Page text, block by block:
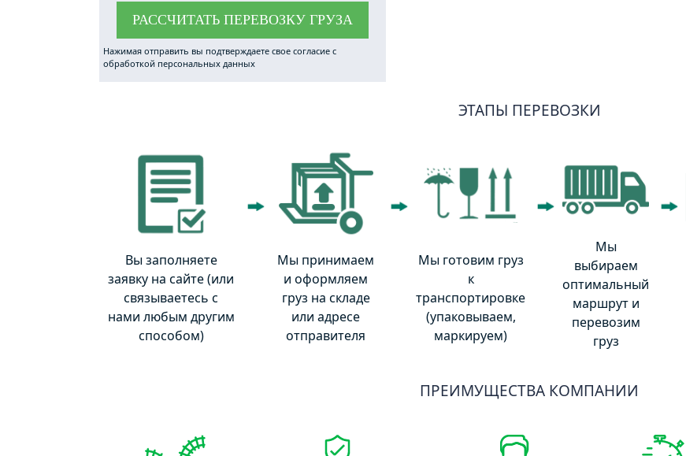
РАССЧИТАТЬ ПЕРЕВОЗКУ ГРУЗА
ЭТАПЫ ПЕРЕВОЗКИ
Вы заполняете
заявку на сайте (или
связываетесь с
нами любым другим
способом)
Мы принимаем
и оформляем
груз на складе
или адресе
отправителя
Мы готовим груз
к
транспортировке
(упаковываем,
маркируем)
Мы
выбираем
оптимальный
маршрут и
перевозим
груз
ПРЕИМУЩЕСТВА КОМПАНИИ